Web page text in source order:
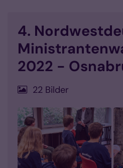
4.
2022 -
22 Bilder